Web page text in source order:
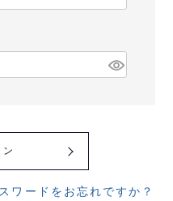
ン
ワードをお忘れですか？